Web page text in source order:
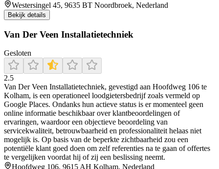
Westersingel 45, 9635 BT Noordbroek, Nederland
Bekijk details
Van Der Veen Installatietechniek
Gesloten
2.5
Van Der Veen Installatietechniek, gevestigd aan Hoofdweg 106 te
Kolham, is een operationeel loodgietersbedrijf zoals vermeld op
Google Places. Ondanks hun actieve status is er momenteel geen
online informatie beschikbaar over klantbeoordelingen of
ervaringen, waardoor een objectieve beoordeling van
servicekwaliteit, betrouwbaarheid en professionaliteit helaas niet
mogelijk is. Op basis van de beperkte zichtbaarheid zou een
potentiële klant goed doen om zelf referenties na te gaan of offertes
te vergelijken voordat hij of zij een beslissing neemt.
Hoofdweg 106, 9615 AH Kolham, Nederland